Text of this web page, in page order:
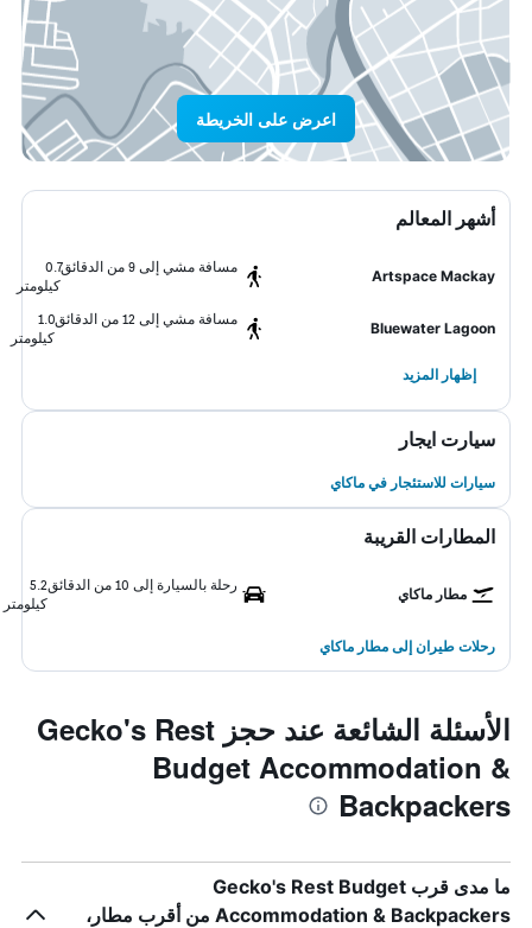
اعرض على الخريطة
أشهر المعالم
Artspace Mackay
مسافة مشي إلى 9 من الدقائق
0.7
كيلومتر
Bluewater Lagoon
مسافة مشي إلى 12 من الدقائق
1.0
كيلومتر
إظهار المزيد
سيارت ايجار
سيارات للاستئجار في ماكاي
المطارات القريبة
مطار ماكاي
رحلة بالسيارة إلى 10 من الدقائق
5.2
كيلومتر
رحلات طيران إلى مطار ماكاي
الأسئلة الشائعة عند حجز Gecko's Rest
Budget Accommodation &
Backpackers
ما مدى قرب Gecko's Rest Budget
Accommodation & Backpackers من أقرب مطار،